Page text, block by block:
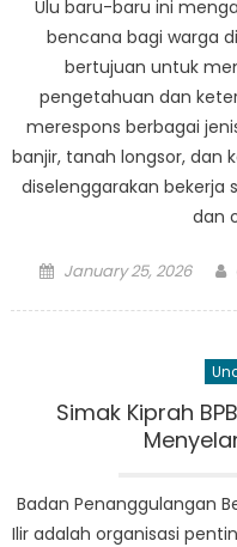
Ulu baru-baru ini
bencana bagi warga
bertujuan untuk
pengetahuan dan
merespons berbagai
banjir, tanah longsor, dan
diselenggarakan
dan
Posted
January 25, 2026
Simak Kiprah
Badan Penanggulangan
Ilir adalah organisasi